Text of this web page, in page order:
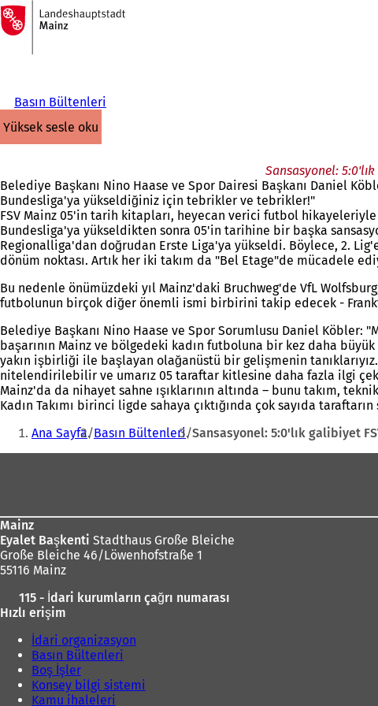
İçeriğe atla
Ana
sayfaya
Basın Bültenleri
yüksek sesle oku
Sansasyonel:
Belediye Başkanı Nino Haase ve Spor Dairesi Başkanı Daniel
Bundesliga'ya yükseldiğiniz için tebrikler ve tebrikler!"
FSV Mainz 05'in tarih kitapları, heyecan verici futbol
Bundesliga'ya yükseldikten sonra 05'in tarihine bir başka
Regionalliga'dan doğrudan Erste Liga'ya yükseldi. Böylece, 2.
dönüm noktası. Artık her iki takım da "Bel Etage"de mücadele
Bu nedenle önümüzdeki yıl Mainz'daki Bruchweg'de VfL
futbolunun birçok diğer önemli ismi birbirini takip edecek -
Belediye Başkanı Nino Haase ve Spor Sorumlusu Daniel Köbler:
başarının Mainz ve bölgedeki kadın futboluna bir kez daha büyük
yakın işbirliği ile başlayan olağanüstü bir gelişmenin
nitelendirilebilir ve umarız 05 taraftar kitlesine daha fazla ilgi
Mainz'da da nihayet sahne ışıklarının altında – bunu takım,
Kadın Takımı birinci ligde sahaya çıktığında çok sayıda
Buradasınız:
Ana Sayfa Basın Bültenleri Sansasyonel: 5:0'lık galibiyet
Mainz
Eyalet Başkenti Stadthaus Große Bleiche
Große Bleiche 46/Löwenhofstraße 1
55116 Mainz
115 - İdari kurumların çağrı numarası
Hızlı erişim
İdari organizasyon
Basın Bültenleri
Boş İşler
Konsey bilgi sistemi
Kamu ihaleleri